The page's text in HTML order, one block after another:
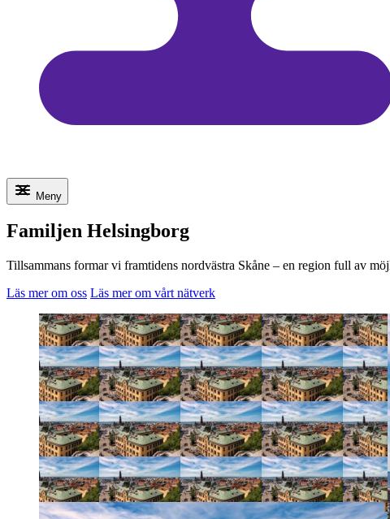
Meny
Familjen Helsingborg
Tillsammans formar vi framtidens nordvästra Skåne – en region full av
Läs mer om oss Läs mer om vårt nätverk